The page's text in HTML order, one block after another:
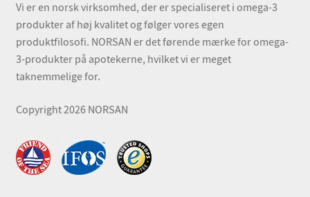
Vi er en norsk virksomhed, der er specialiseret i omega-3
produkter af høj kvalitet og følger vores egen
produktfilosofi. NORSAN er det førende mærke for omega-
3-produkter på apotekerne, hvilket vi er meget
taknemmelige for.
Copyright 2026 NORSAN